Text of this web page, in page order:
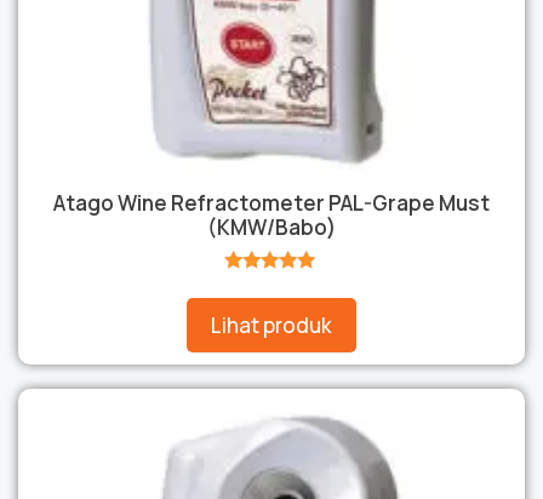
Atago Wine Refractometer PAL-Grape Must
(KMW/Babo)
Lihat produk